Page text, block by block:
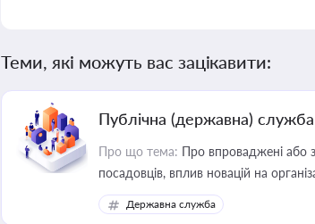
Теми, які можуть вас зацікавити:
Публічна (державна) служба
Про що тема: Про впроваджені або
посадовців, вплив новацій на
Державна служба